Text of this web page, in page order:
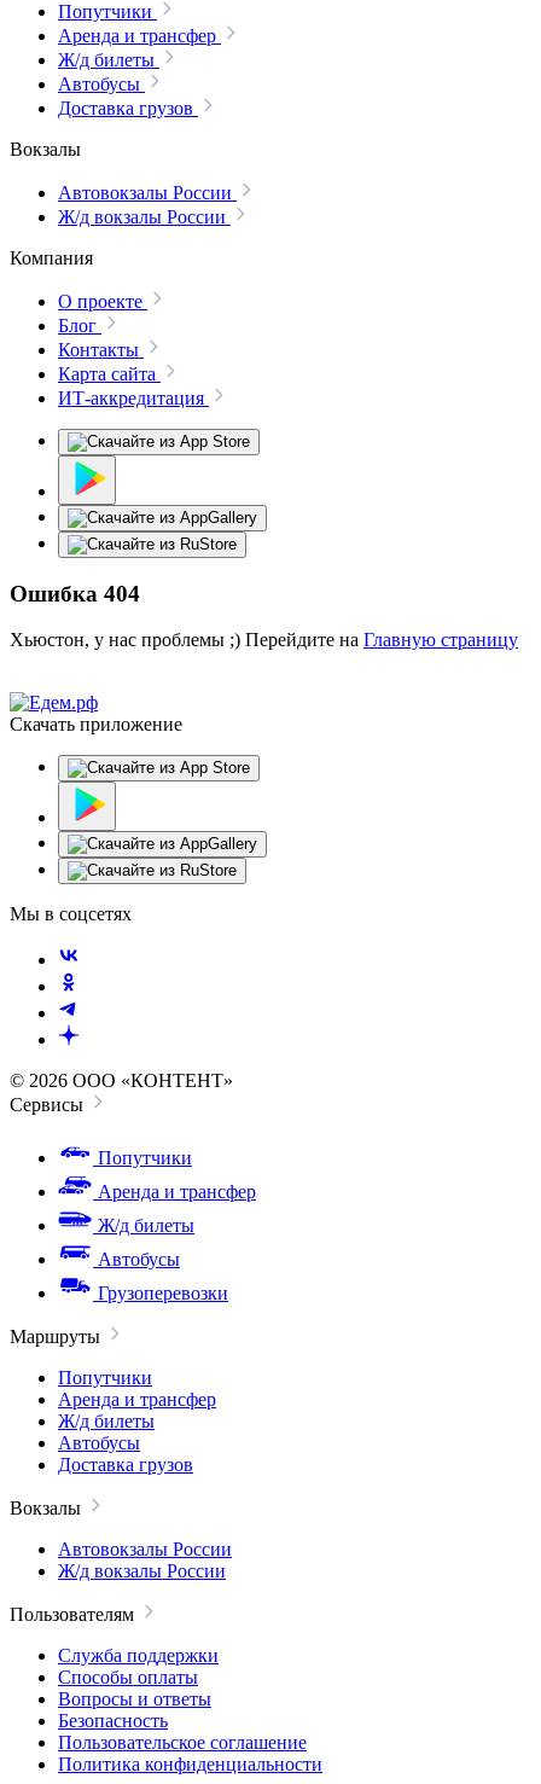
Попутчики
Аренда и трансфер
Ж/д билеты
Автобусы
Доставка грузов
Вокзалы
Автовокзалы России
Ж/д вокзалы России
Компания
О проекте
Блог
Контакты
Карта сайта
ИТ-аккредитация
Ошибка 404
Хьюстон, у нас проблемы ;) Перейдите на Главную страницу
Скачать приложение
Мы в соцсетях
© 2026 ООО «КОНТЕНТ»
Сервисы
Попутчики
Аренда и трансфер
Ж/д билеты
Автобусы
Грузоперевозки
Маршруты
Попутчики
Аренда и трансфер
Ж/д билеты
Автобусы
Доставка грузов
Вокзалы
Автовокзалы России
Ж/д вокзалы России
Пользователям
Служба поддержки
Способы оплаты
Вопросы и ответы
Безопасность
Пользовательское соглашение
Политика конфиденциальности